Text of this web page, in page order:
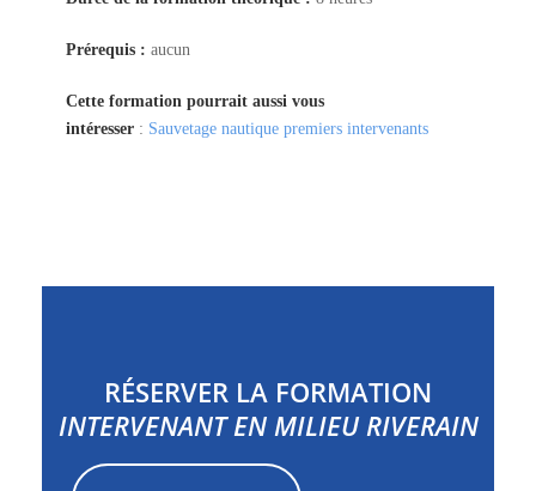
Prérequis : aucun
Cette formation pourrait aussi vous
intéresser : Sauvetage nautique premiers intervenants
RÉSERVER LA FORMATION
INTERVENANT EN MILIEU RIVERAIN